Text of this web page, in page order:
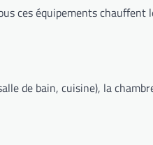
ces équipements
de bain, cuisine), la